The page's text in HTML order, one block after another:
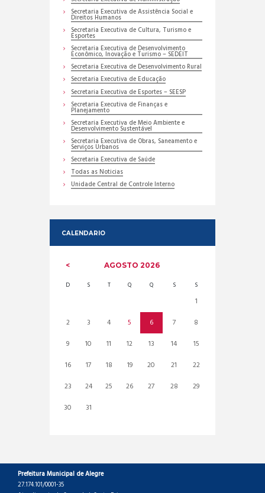
Secretaria Executiva de Assistência Social e
Direitos Humanos
Secretaria Executiva de Cultura, Turismo e
Esportes
Secretaria Executiva de Desenvolvimento
Econômico, Inovação e Turismo – SEDEIT
Secretaria Executiva de Desenvolvimento Rural
Secretaria Executiva de Educação
Secretaria Executiva de Esportes – SEESP
Secretaria Executiva de Finanças e
Planejamento
Secretaria Executiva de Meio Ambiente e
Desenvolvimento Sustentável
Secretaria Executiva de Obras, Saneamento e
Serviços Urbanos
Secretaria Executiva de Saúde
Todas as Noticias
Unidade Central de Controle Interno
CALENDARIO
AGOSTO2026
D S T Q Q S S
1
2
3 4 5 6 7
8
9
10 11 12 13 14
15
16
17 18 19 20 21
22
23
24 25 26 27 28
29
30
31
Prefeitura Municipal de Alegre
27.174.101/0001-35